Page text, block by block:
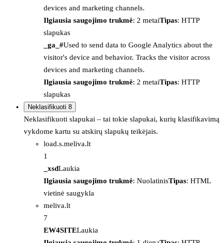
devices and marketing channels.
Ilgiausia saugojimo trukmė: 2 metaiTipas: HTTP
slapukas
_ga_#Used to send data to Google Analytics about the
visitor's device and behavior. Tracks the visitor across
devices and marketing channels.
Ilgiausia saugojimo trukmė: 2 metaiTipas: HTTP
slapukas
Neklasifikuoti 8
Neklasifikuoti slapukai – tai tokie slapukai, kurių klasifikavimą
vykdome kartu su atskirų slapukų teikėjais.
load.s.meliva.lt
1
_xsdLaukia
Ilgiausia saugojimo trukmė: NuolatinisTipas: HTML
vietinė saugykla
meliva.lt
7
EW4SITELaukia